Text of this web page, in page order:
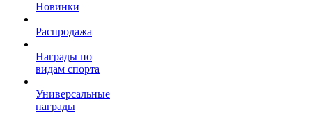
Новинки
Распродажа
Награды по
видам спорта
Универсальные
награды